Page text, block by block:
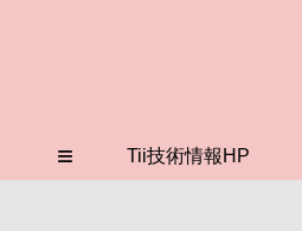
≡ Tii技術情報HP